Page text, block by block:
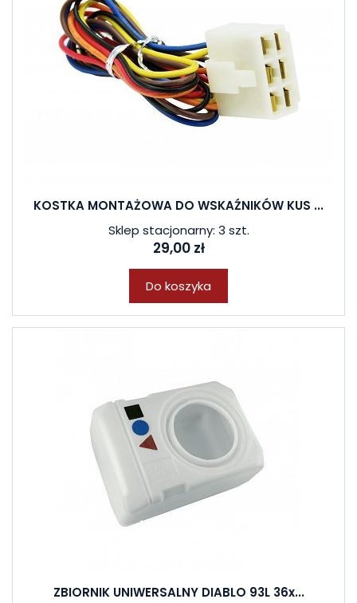
KOSTKA MONTAŻOWA DO WSKAŹNIKÓW KUS ...
Sklep stacjonarny: 3 szt.
29,00 zł
Do koszyka
ZBIORNIK UNIWERSALNY DIABLO 93L 36x...